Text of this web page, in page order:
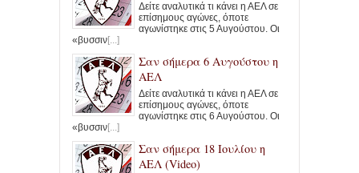
Δείτε αναλυτικά τι κάνει η ΑΕΛ σε
επίσημους αγώνες, όποτε
αγωνίστηκε στις 5 Αυγούστου. Οι
«βυσσιν[...]
Σαν σήμερα 6 Αυγούστου η
ΑΕΛ
Δείτε αναλυτικά τι κάνει η ΑΕΛ σε
επίσημους αγώνες, όποτε
αγωνίστηκε στις 6 Αυγούστου. Οι
«βυσσιν[...]
Σαν σήμερα 18 Ιουλίου η
ΑΕΛ (Video)